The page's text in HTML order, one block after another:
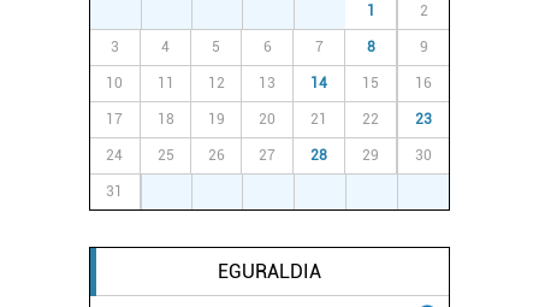
1 2
3 4 5 6 7 8 9
10 11 12 13 14 15 16
17 18 19 20 21 22 23
24 25 26 27 28 29 30
31
EGURALDIA